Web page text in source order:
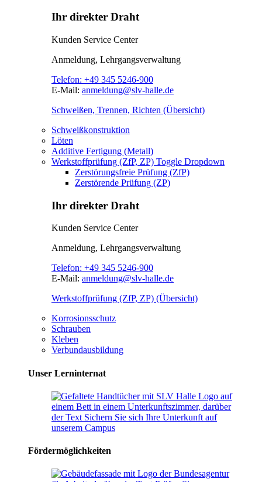
Ihr direkter Draht
Kunden Service Center
Anmeldung, Lehrgangsverwaltung
Telefon: +49 345 5246-900
E-Mail: anmeldung@slv-halle.de
Schweißen, Trennen, Richten (Übersicht)
Schweißkonstruktion
Löten
Additive Fertigung (Metall)
Werkstoffprüfung (ZfP, ZP) Toggle Dropdown
Zerstörungsfreie Prüfung (ZfP)
Zerstörende Prüfung (ZP)
Ihr direkter Draht
Kunden Service Center
Anmeldung, Lehrgangsverwaltung
Telefon: +49 345 5246-900
E-Mail: anmeldung@slv-halle.de
Werkstoffprüfung (ZfP, ZP) (Übersicht)
Korrosionsschutz
Schrauben
Kleben
Verbundausbildung
Unser Lerninternat
Fördermöglichkeiten